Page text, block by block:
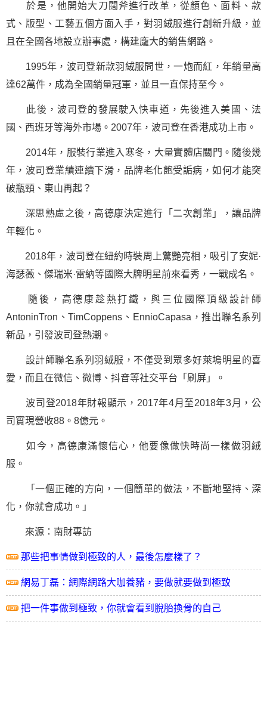
於是，他開始大刀闊斧進行改革，從顏色、面料、款
式、版型、工藝五個方面入手，對羽絨服進行創新升級，並
且在全國各地設立辦事處，構建龐大的銷售網路。
1995年，波司登新款羽絨服問世，一炮而紅，年銷量高
達62萬件，成為全國銷量冠軍，並且一直保持至今。
此後，波司登的發展駛入快車道，先後進入美國、法
國、西班牙等海外市場。2007年，波司登在香港成功 上市。
2014年，服裝行業進入寒冬，大量實體店關門。隨後幾
年，波司登業績連續下滑，品牌老化飽受詬病，如何才能突
破瓶頸、東山再起？
深思熟慮之後，高德康決定進行「二次創業」，讓品牌
年輕化。
2018年，波司登在紐約時裝周上驚艷亮相，吸引了安妮·
海瑟薇、傑瑞米·雷納等國際大牌明星前來看秀，一戰成名。
隨後，高德康趁熱打鐵，與三位國際頂級設計師
AntoninTron、TimCoppens、EnnioCapasa，推出聯名系列
新品，引發波司登熱潮。
設計師聯名系列羽絨服，不僅受到眾多好萊塢明星的喜
愛，而且在微信、微博、抖音等社交平台「刷屏」。
波司登2018年財報顯示，2017年4月至2018年3月，公
司實現營收88。8億元。
如今，高德康滿懷信心，他要像做快時尚一樣做羽絨
服。
「一個正確的方向，一個簡單的做法，不斷地堅持、深
化，你就會成功。」
來源：南財專訪
那些把事情做到極致的人，最後怎麼樣了？
網易丁磊：網際網路大咖養豬，要做就要做到極致
把一件事做到極致，你就會看到脫胎換骨的自己